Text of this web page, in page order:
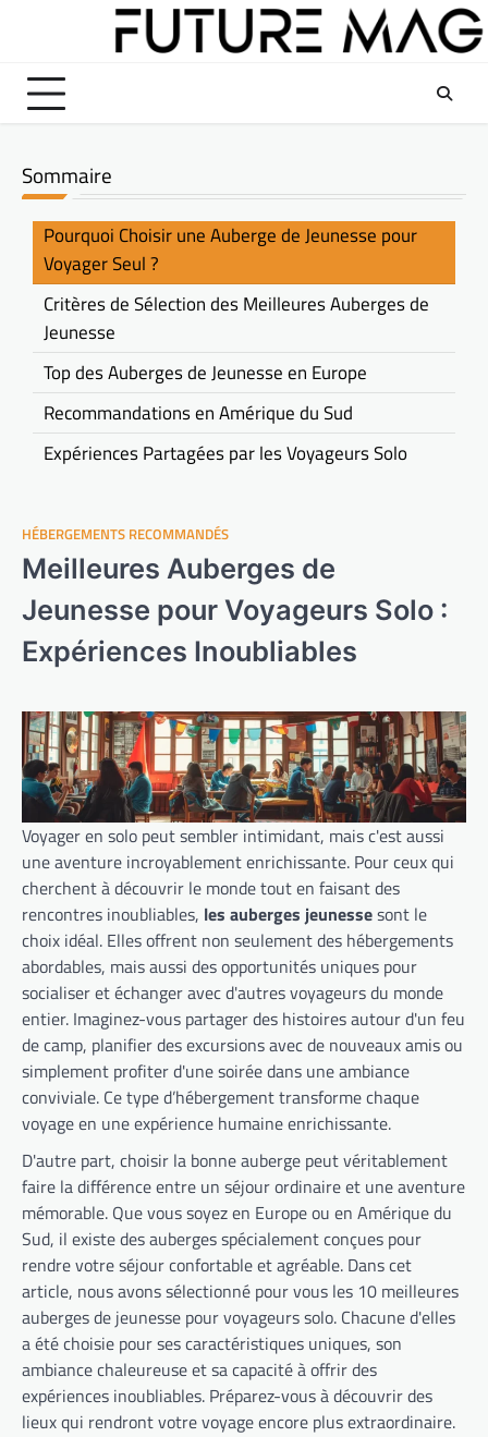
HÉBERGEMENTS RECOMMANDÉS
Meilleures Auberges de
Jeunesse pour Voyageurs Solo :
Expériences Inoubliables
Voyager en solo peut sembler intimidant, mais c'est aussi
une aventure incroyablement enrichissante. Pour ceux qui
cherchent à découvrir le monde tout en faisant des
rencontres inoubliables, les auberges jeunessesont le
choix idéal. Elles offrent non seulement des hébergements
abordables, mais aussi des opportunités uniques pour
socialiser et échanger avec d'autres voyageurs du monde
entier. Imaginez-vous partager des histoires autour d'un feu
de camp, planifier des excursions avec de nouveaux amis ou
simplement profiter d'une soirée dans une ambiance
conviviale. Ce type d’hébergement transforme chaque
voyage en une expérience humaine enrichissante.
D'autre part, choisir la bonne auberge peut véritablement
faire la différence entre un séjour ordinaire et une aventure
mémorable. Que vous soyez en Europe ou en Amérique du
Sud, il existe des auberges spécialement conçues pour
rendre votre séjour confortable et agréable. Dans cet
article, nous avons sélectionné pour vous les 10 meilleures
auberges de jeunesse pour voyageurs solo. Chacune d'elles
a été choisie pour ses caractéristiques uniques, son
ambiance chaleureuse et sa capacité à offrir des
expériences inoubliables. Préparez-vous à découvrir des
lieux qui rendront votre voyage encore plus extraordinaire.
Sommaire
Pourquoi Choisir une Auberge de Jeunesse pour
Voyager Seul ?
Critères de Sélection des Meilleures Auberges de
Jeunesse
Top des Auberges de Jeunesse en Europe
Recommandations en Amérique du Sud
Expériences Partagées par les Voyageurs Solo